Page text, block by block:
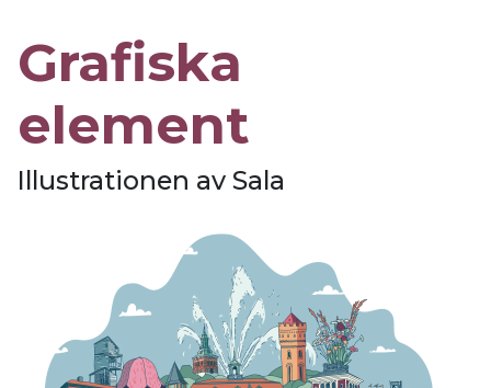
Grafiska
element
Illustrationen av Sala